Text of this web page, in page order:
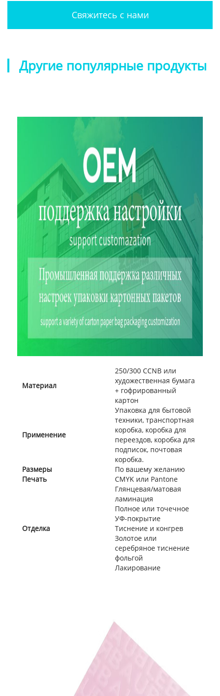
Свяжитесь с нами
Другие популярные продукты
Материал
250/300 CCNB или
художественная бумага
+ гофрированный
картон
Применение
Упаковка для бытовой
техники, транспортная
коробка, коробка для
переездов, коробка для
подписок, почтовая
коробка.
Размеры
По вашему желанию
Печать
CMYK или Pantone
Отделка
Глянцевая/матовая
ламинация
Полное или точечное
УФ-покрытие
Тиснение и конгрев
Золотое или
серебряное тиснение
фольгой
Лакирование